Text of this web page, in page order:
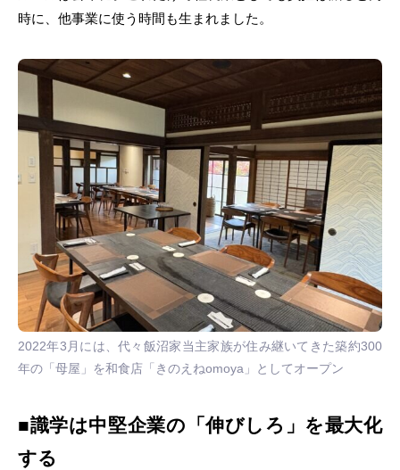
時に、他事業に使う時間も生まれました。
2022年3月には、代々飯沼家当主家族が住み継いてきた築約300
年の「母屋」を和食店「きのえねomoya」としてオープン
■識学は中堅企業の「伸びしろ」を最大化
する